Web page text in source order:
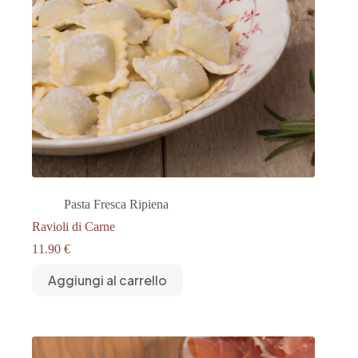
Pasta Fresca Ripiena
Ravioli di Carne
11.90 €
Aggiungi al carrello